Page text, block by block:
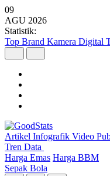
09
AGU 2026
Statistik:
Top Brand Kamera Digital
Artikel Infografik Video
Tren Data
Harga Emas Harga BBM
Sepak Bola